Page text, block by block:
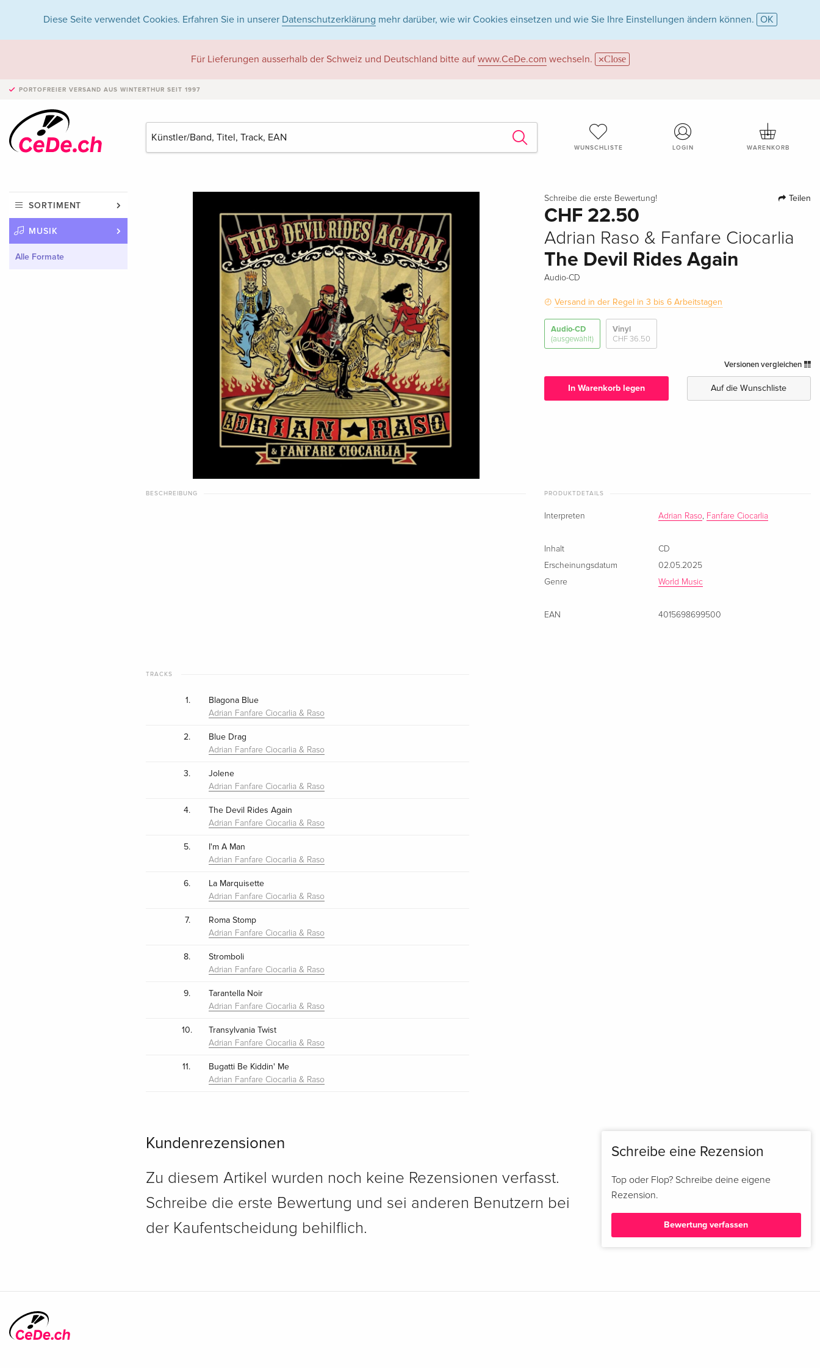
Diese Seite verwendet Cookies. Erfahren Sie in unserer Datenschutzerklärung mehr darüber, wie wir Cookies einsetzen und wie Sie Ihre Einstellungen ändern können. OK
Für Lieferungen ausserhalb der Schweiz und Deutschland bitte auf www.CeDe.com wechseln. Close
PORTOFREIER VERSAND AUS WINTERTHUR SEIT 1997
WUNSCHLISTE LOGIN WARENKORB
SORTIMENT
MUSIK
Alle Formate
Schreibe die erste Bewertung! Teilen
CHF 22.50
Adrian Raso & Fanfare Ciocarlia
The Devil Rides Again
Audio-CD
Versand in der Regel in 3 bis 6 Arbeitstagen
Audio-CD
(ausgewählt)
Vinyl
CHF 36.50
Versionen vergleichen
In Warenkorb legen Auf die Wunschliste
BESCHREIBUNG PRODUKTDETAILS
Interpreten Adrian Raso, Fanfare Ciocarlia
Inhalt
CD
Erscheinungsdatum
02.05.2025
Genre
World Music
EAN 4015698699500
TRACKS
1. Blagona Blue
Adrian Fanfare Ciocarlia & Raso
2. Blue Drag
Adrian Fanfare Ciocarlia & Raso
3. Jolene
Adrian Fanfare Ciocarlia & Raso
4. The Devil Rides Again
Adrian Fanfare Ciocarlia & Raso
5. I'm A Man
Adrian Fanfare Ciocarlia & Raso
6. La Marquisette
Adrian Fanfare Ciocarlia & Raso
7. Roma Stomp
Adrian Fanfare Ciocarlia & Raso
8. Stromboli
Adrian Fanfare Ciocarlia & Raso
9. Tarantella Noir
Adrian Fanfare Ciocarlia & Raso
10. Transylvania Twist
Adrian Fanfare Ciocarlia & Raso
11. Bugatti Be Kiddin' Me
Adrian Fanfare Ciocarlia & Raso
Kundenrezensionen
Zu diesem Artikel wurden noch keine Rezensionen verfasst.
Schreibe die erste Bewertung und sei anderen Benutzern bei
der Kaufentscheidung behilflich.
Schreibe eine Rezension
Top oder Flop? Schreibe deine eigene
Rezension.
Bewertung verfassen